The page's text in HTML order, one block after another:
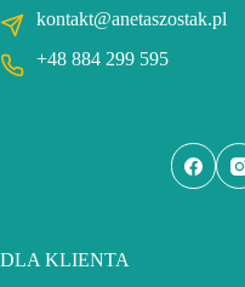
kontakt@anetaszostak.pl
+48 884 299 595
DLA KLIENTA